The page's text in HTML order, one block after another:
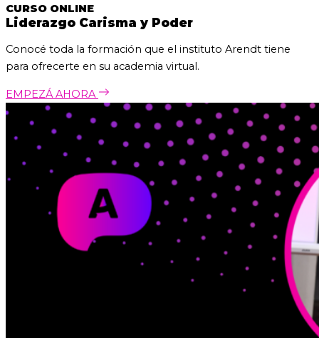
CURSO ONLINE
Liderazgo Carisma y Poder
Conocé toda la formación que el instituto Arendt tiene
para ofrecerte en su academia virtual.
EMPEZÁ AHORA